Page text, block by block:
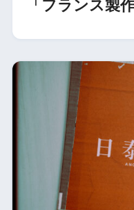
「フランス製